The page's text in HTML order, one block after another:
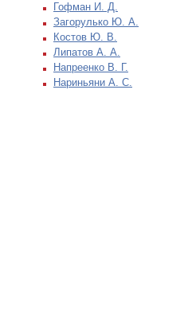
Гофман И. Д.
Загорулько Ю. А.
Костов Ю. В.
Липатов А. А.
Напреенко В. Г.
Нариньяни А. С.